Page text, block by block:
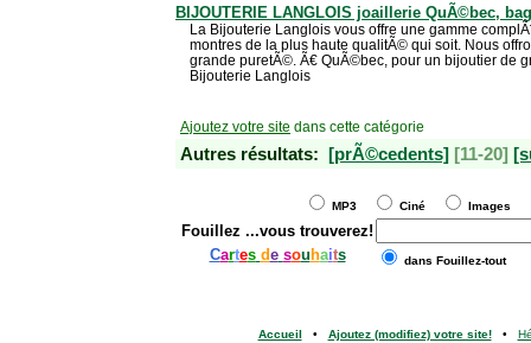
BIJOUTERIE LANGLOIS joaillerie QuÃ©bec,
La Bijouterie Langlois vous offre une gamme
montres de la plus haute qualitÃ© qui soit. Nous
grande puretÃ©. Ã€ QuÃ©bec, pour un bijoutier de
Bijouterie Langlois
Ajoutez votre site dans cette catégorie
Autres résultats: [prÃ©cedents] [11-20]
MP3 Ciné Images
Fouillez ...vous trouverez!
Cartes de sou haits dans Fouillez-tout
Accueil • Ajoutez (modifiez) votre site!•